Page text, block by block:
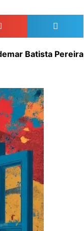
Batista Pereira